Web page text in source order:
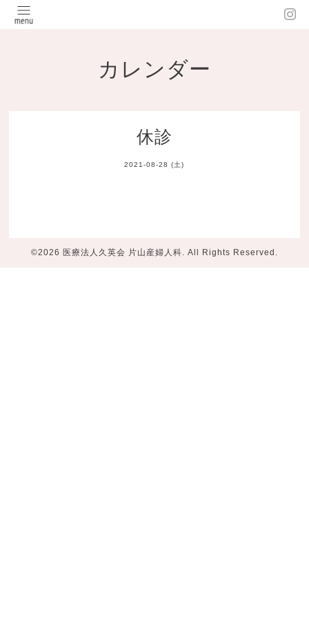
カレンダー
休診
2021-08-28 (土)
©2026 医療法人久英会 片山産婦人科. All Rights Reserved.